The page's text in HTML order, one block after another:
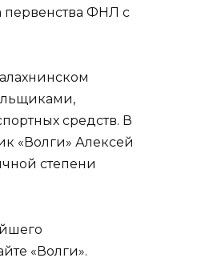
первенства ФНЛ с
средств. В
«Волги» Алексей
степени
«Волги».